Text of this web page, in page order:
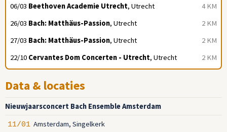
4 KM
06/03 Beethoven Academie Utrecht, Utrecht
2 KM
26/03 Bach: Matthäus-Passion, Utrecht
2 KM
27/03 Bach: Matthäus-Passion, Utrecht
2 KM
22/10 Cervantes Dom Concerten - Utrecht, Utrecht
Data & locaties
Nieuwjaarsconcert Bach Ensemble Amsterdam
11/01 Amsterdam, Singelkerk